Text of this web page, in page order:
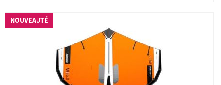
NOUVEAUTÉ